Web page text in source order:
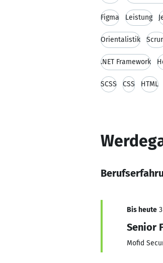
Figma Leistung
Orientalistik
.NET Framework
SCSS CSS HTML
Bis heute
Senior
Mofid